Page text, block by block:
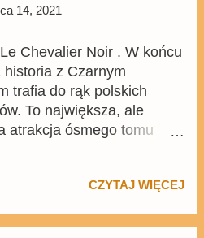
14, 2021
Chevalier Noir . W końcu
historia z Czarnym
trafia do rąk polskich
To największa, ale
atrakcja ósmego tomu
Doliny , który dziś trafił do
CZYTAJ WIĘCEJ